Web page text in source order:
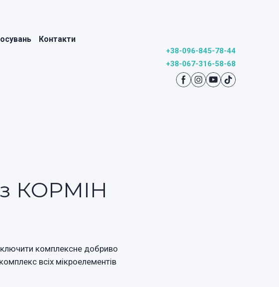
Контакти
+38-096-845-78-44
+38-067-316-58-68
КОРМІН
комплексне добриво
всіх мікроелементів